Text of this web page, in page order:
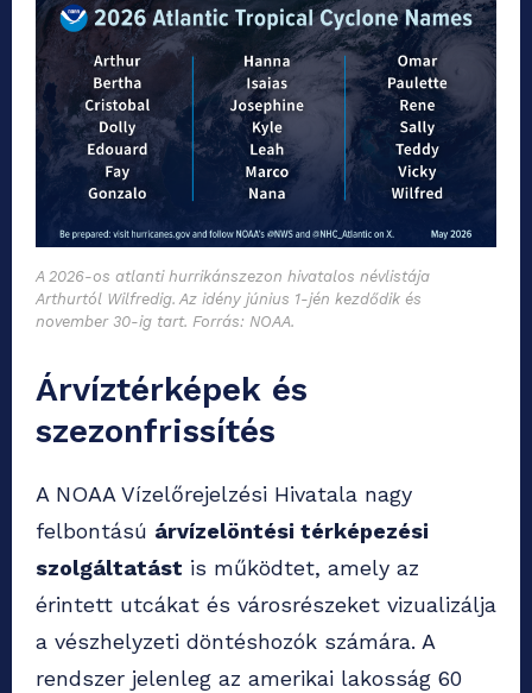
A 2026-os atlanti hurrikánszezon hivatalos névlistája
Arthurtól Wilfredig. Az idény június 1-jén kezdődik és
november 30-ig tart. Forrás: NOAA.
Árvíztérképek és
szezonfrissítés
A NOAA Vízelőrejelzési Hivatala nagy
felbontású árvízelöntési térképezési
szolgáltatást is működtet, amely az
érintett utcákat és városrészeket vizualizálja
a vészhelyzeti döntéshozók számára. A
rendszer jelenleg az amerikai lakosság 60